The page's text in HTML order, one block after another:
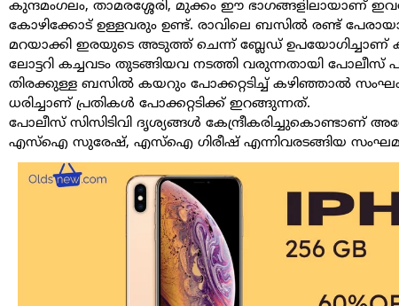
കുന്ദമംഗലം, താമരശ്ശേരി, മുക്കം ഈ ഭാഗങ്ങളിലായാണ്
കോഴിക്കോട് ഉള്ളവരും ഉണ്ട്. രാവിലെ ബസിൽ രണ്ട്
മറയാക്കി ഇരയുടെ അടുത്ത് ചെന്ന് ബ്ലേഡ് ഉപയോഗിച്ചാണ്
ലോട്ടറി കച്ചവടം തുടങ്ങിയവ നടത്തി വരുന്നതായി
തിരക്കുള്ള ബസിൽ കയറും പോക്കറ്റടിച്ച് കഴിഞ്ഞാൽ
ധരിച്ചാണ് പ്രതികൾ പോക്കറ്റടിക്ക് ഇറങ്ങുന്നത്.
പോലീസ് സിസിടിവി ദൃശ്യങ്ങൾ
എസ്ഐ സുരേഷ്, എസ്ഐ ഗിരീഷ് എന്നിവരടങ്ങിയ സംഘമാണ്